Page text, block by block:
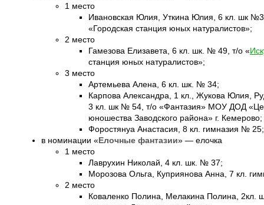
1 место
Ивановская Юлия, Уткина Юлия, 6 кл. шк
«Городская станция юных натуралистов»;
2 место
Гамезова Елизавета, 6 кл. шк. № 49, т/о «
станция юных натуралистов»;
3 место
Артемьева Алена, 6 кл. шк. № 34;
Карпова Александра, 1 кл., Жукова Юлия,
3 кл. шк № 54, т/о «Фантазия» МОУ ДОД
юношества Заводского района» г. Кемерово;
Форостянуа Анастасия, 8 кл. гимназия № 25;
в номинации « Елочные фантазии» — елочка
1 место
Лаврухин Николай, 4 кл. шк. № 37;
Морозова Ольга, Куприянова Анна, 7 кл.
2 место
Коваленко Полина, Мелакина Полина,